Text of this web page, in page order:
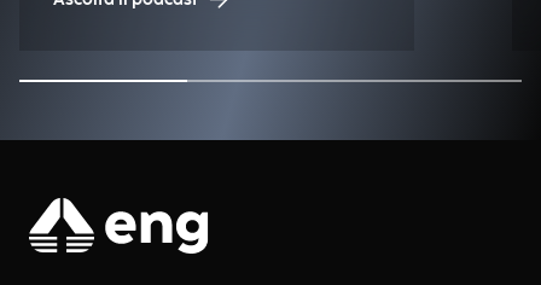
urbani più vivibili e accessibili per
chi le abita e ci lavora ogni
giorno. Quali soluzioni sono già
Paola Ponticelli, Pre-Sales Senior